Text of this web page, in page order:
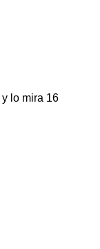
y lo mira 16